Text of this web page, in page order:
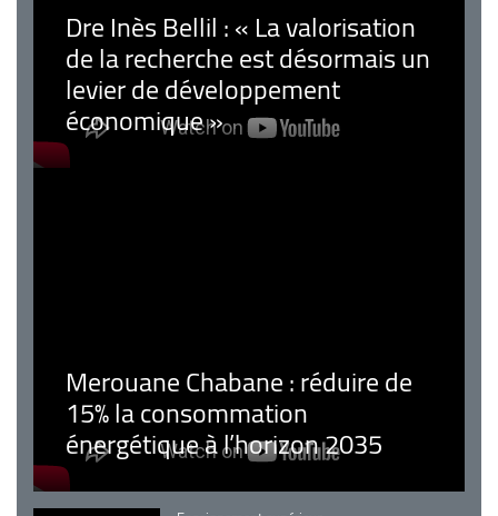
Dre Inès Bellil : « La valorisation
de la recherche est désormais un
levier de développement
économique »
Merouane Chabane : réduire de
15% la consommation
énergétique à l’horizon 2035